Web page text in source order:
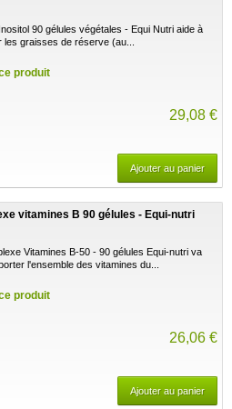
90 gélules végétales - Equi Nutri aide à
les graisses de réserve (au...
produit
29,08 €
Ajouter au panier
vitamines B 90 gélules - Equi-nutri
Vitamines B-50 - 90 gélules Equi-nutri va
l'ensemble des vitamines du...
produit
26,06 €
Ajouter au panier